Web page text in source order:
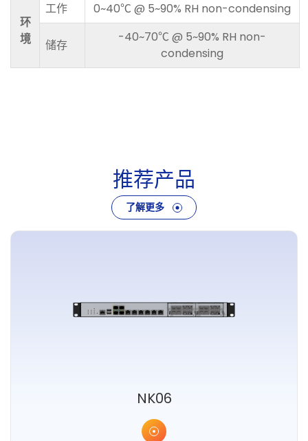
环
境
工作 0~40℃ @ 5~90% RH non-condensing
储存
-40~70℃ @ 5~90% RH non-
condensing
推荐产品
了解更多
NK06